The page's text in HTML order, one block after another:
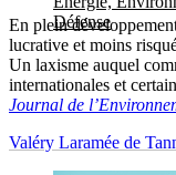
Défense
En plein
lucrative et moins
Un laxisme auquel
internationales et
Journal de
Valéry Laramée de